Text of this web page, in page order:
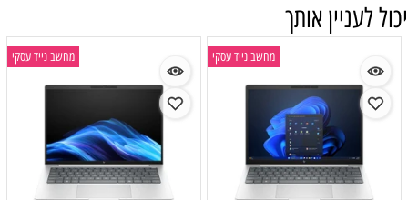
יכול לעניין אותך
מחשב נייד עסקי מחשב נייד עסקי